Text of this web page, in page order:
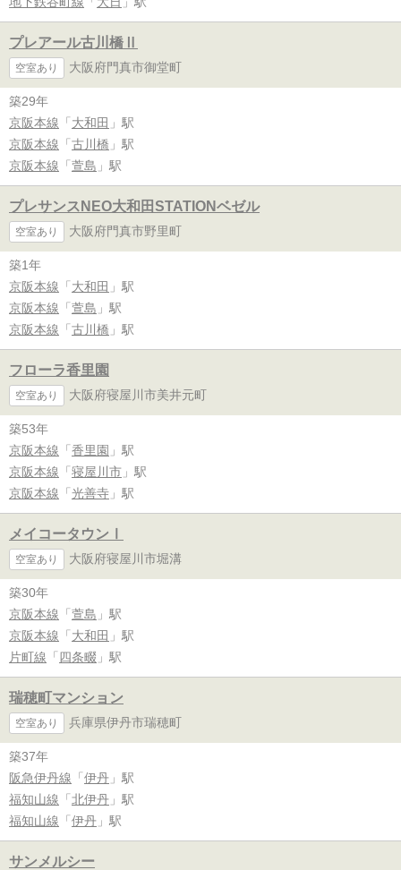
プレアール古川橋Ⅱ
空室あり 大阪府門真市御堂町
築29年
京阪本線 「 大和田 」駅
京阪本線 「 古川橋 」駅
京阪本線 「 萱島 」駅
プレサンスNEO大和田STATIONベゼル
空室あり 大阪府門真市野里町
築1年
京阪本線 「 大和田 」駅
京阪本線 「 萱島 」駅
京阪本線 「 古川橋 」駅
フローラ香里園
空室あり 大阪府寝屋川市美井元町
築53年
京阪本線 「 香里園 」駅
京阪本線 「 寝屋川市 」駅
京阪本線 「 光善寺 」駅
メイコータウンⅠ
空室あり 大阪府寝屋川市堀溝
築30年
京阪本線 「 萱島 」駅
京阪本線 「 大和田 」駅
片町線 「 四条畷 」駅
瑞穂町マンション
空室あり 兵庫県伊丹市瑞穂町
築37年
阪急伊丹線 「 伊丹 」駅
福知山線 「 北伊丹 」駅
福知山線 「 伊丹 」駅
サンメルシー